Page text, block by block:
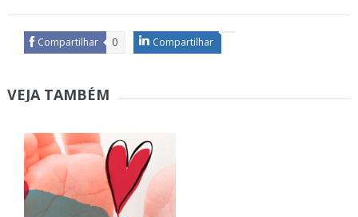
Compartilhar 0 Compartilhar
VEJA TAMBÉM